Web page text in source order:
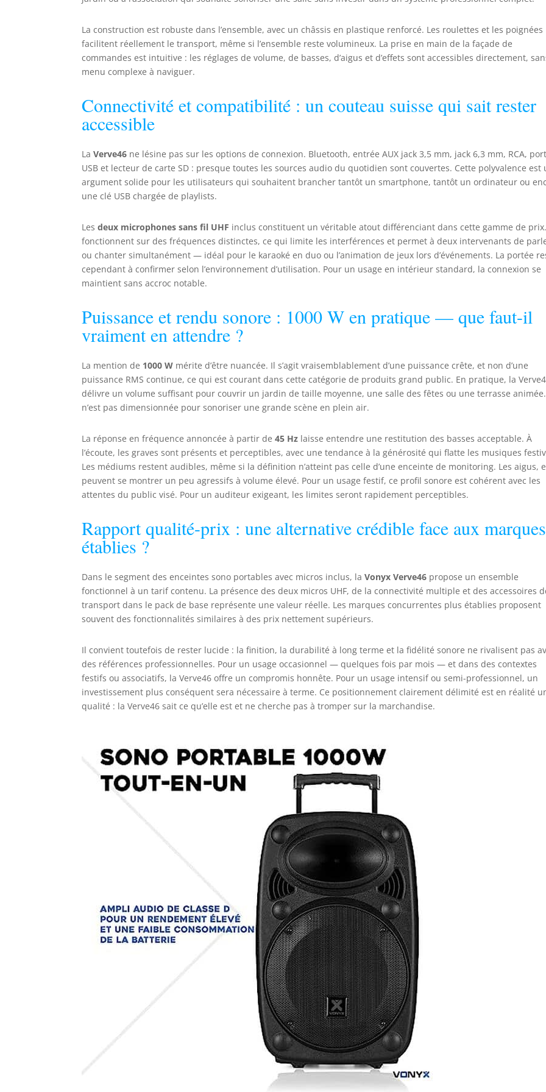
La construction est robuste dans l’ensemble, avec un châssis en plastique renforcé. Les roulettes et les poignées
facilitent réellement le transport, même si l’ensemble reste volumineux. La prise en main de la façade de
commandes est intuitive : les réglages de volume, de basses, d’aigus et d’effets sont accessibles directement,
menu complexe à naviguer.
Connectivité et compatibilité : un couteau suisse qui sait rester
accessible
LaVerve46 ne lésine pas sur les options de connexion. Bluetooth, entrée AUX jack 3,5 mm, jack 6,3 mm, RCA, port
USB et lecteur de carte SD : presque toutes les sources audio du quotidien sont couvertes. Cette polyvalence est
argument solide pour les utilisateurs qui souhaitent brancher tantôt un smartphone, tantôt un ordinateur ou
une clé USB chargée de playlists.
Lesdeux microphones sans fil UHF inclus constituent un véritable atout différenciant dans cette gamme de
fonctionnent sur des fréquences distinctes, ce qui limite les interférences et permet à deux intervenants de
ou chanter simultanément — idéal pour le karaoké en duo ou l’animation de jeux lors d’événements. La portée
cependant à confirmer selon l’environnement d’utilisation. Pour un usage en intérieur standard, la connexion se
maintient sans accroc notable.
Puissance et rendu sonore : 1000 W en pratique — que faut-il
vraiment en attendre ?
La mention de 1000 W mérite d’être nuancée. Il s’agit vraisemblablement d’une puissance crête, et non d’une
puissance RMS continue, ce qui est courant dans cette catégorie de produits grand public. En pratique, la
délivre un volume suffisant pour couvrir un jardin de taille moyenne, une salle des fêtes ou une terrasse
n’est pas dimensionnée pour sonoriser une grande scène en plein air.
La réponse en fréquence annoncée à partir de45 Hz laisse entendre une restitution des basses acceptable. À
l’écoute, les graves sont présents et perceptibles, avec une tendance à la générosité qui flatte les musiques
Les médiums restent audibles, même si la définition n’atteint pas celle d’une enceinte de monitoring. Les aigus,
peuvent se montrer un peu agressifs à volume élevé. Pour un usage festif, ce profil sonore est cohérent avec les
attentes du public visé. Pour un auditeur exigeant, les limites seront rapidement perceptibles.
Rapport qualité-prix : une alternative crédible face aux marques
établies ?
Dans le segment des enceintes sono portables avec micros inclus, laVonyx Verve46 propose un ensemble
fonctionnel à un tarif contenu. La présence des deux micros UHF, de la connectivité multiple et des accessoires
transport dans le pack de base représente une valeur réelle. Les marques concurrentes plus établies proposent
souvent des fonctionnalités similaires à des prix nettement supérieurs.
Il convient toutefois de rester lucide : la finition, la durabilité à long terme et la fidélité sonore ne rivalisent pas
des références professionnelles. Pour un usage occasionnel — quelques fois par mois — et dans des contextes
festifs ou associatifs, la Verve46 offre un compromis honnête. Pour un usage intensif ou semi-professionnel, un
investissement plus conséquent sera nécessaire à terme. Ce positionnement clairement délimité est en réalité
qualité : la Verve46 sait ce qu’elle est et ne cherche pas à tromper sur la marchandise.